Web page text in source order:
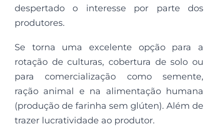
despertado o interesse por parte dos
produtores.
Se torna uma excelente opção para a
rotação de culturas, cobertura de solo ou
para comercialização como semente,
ração animal e na alimentação humana
(produção de farinha sem glúten). Além de
trazer lucratividade ao produtor.